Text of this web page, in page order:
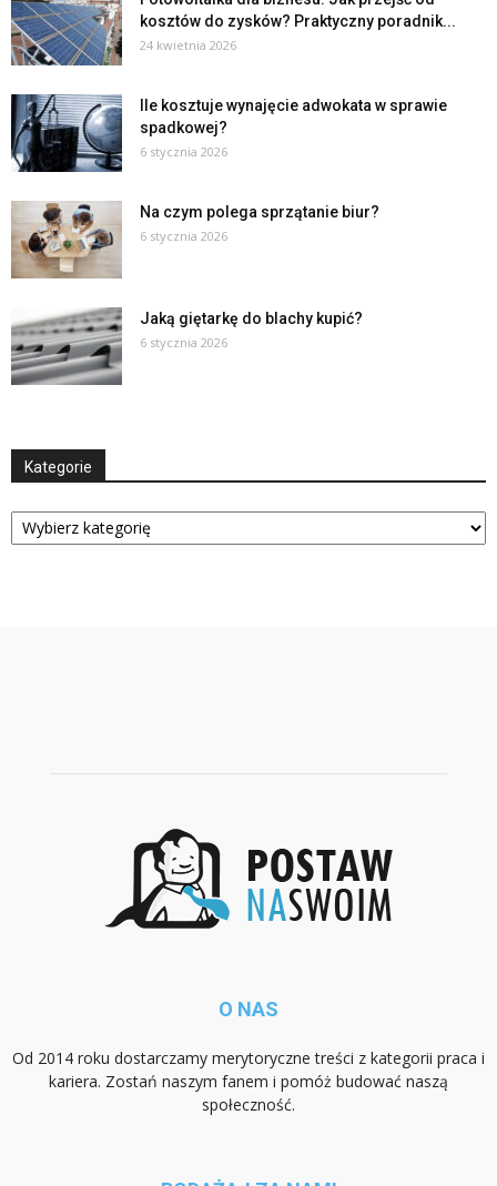
kosztów do zysków? Praktyczny poradnik...
24 kwietnia 2026
Ile kosztuje wynajęcie adwokata w sprawie
spadkowej?
6 stycznia 2026
Na czym polega sprzątanie biur?
6 stycznia 2026
Jaką giętarkę do blachy kupić?
6 stycznia 2026
Kategorie
Kategorie
O NAS
Od 2014 roku dostarczamy merytoryczne treści z kategorii praca i
kariera. Zostań naszym fanem i pomóż budować naszą
społeczność.